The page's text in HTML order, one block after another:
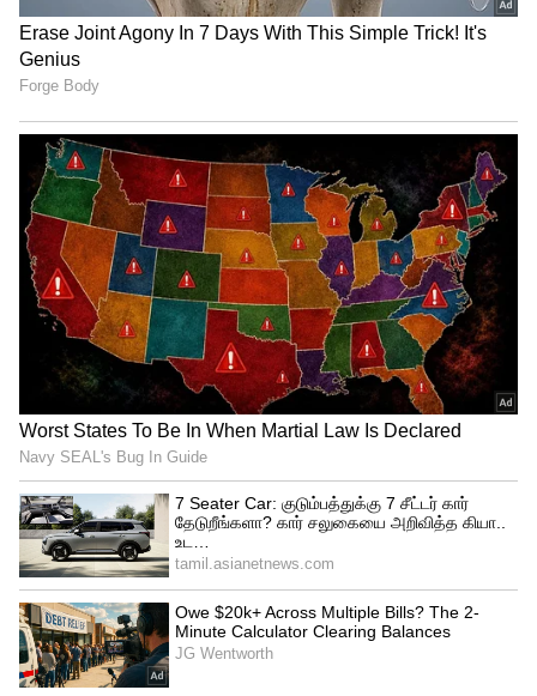
காரகனான சூரியனும் இணையும் போது,
இதுவரை குழப்பத்தில் இருந்த உங்கள்
சிந்தனைகள் அப்படியே தலைகீழாக மாறி,
அதிரடியான மற்றும் தெளிவான
முடிவுகளை எடுக்கும் மனவலிமை
உங்களுக்குக் கிடைக்கும்.